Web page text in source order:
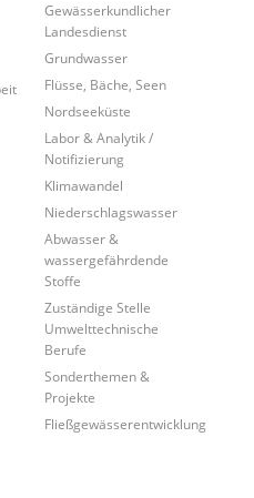
Gewässerkundlicher
Landesdienst
Grundwasser
Flüsse, Bäche, Seen
Nordseeküste
Labor & Analytik /
Notifizierung
Klimawandel
Niederschlagswasser
Abwasser &
wassergefährdende
Stoffe
Zuständige Stelle
Umwelttechnische
Berufe
Sonderthemen &
Projekte
Fließgewässerentwicklung